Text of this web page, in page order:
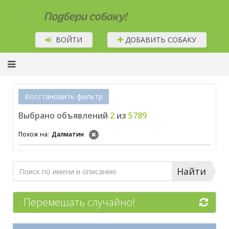
Подбери собаку!
ВОЙТИ ДОБАВИТЬ СОБАКУ
Восстановить фильтр
Выбрано объявлений 2 из 5789
Похож на: Далматин
Найти
Перемешать случайно!